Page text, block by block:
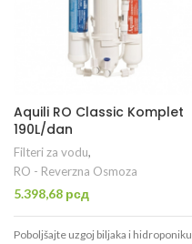
Aquili RO Classic Komplet
190L/dan
Filteri za vodu,
RO - Reverzna Osmoza
5.398,68 рсд
Poboljšajte uzgoj biljaka i hidroponiku